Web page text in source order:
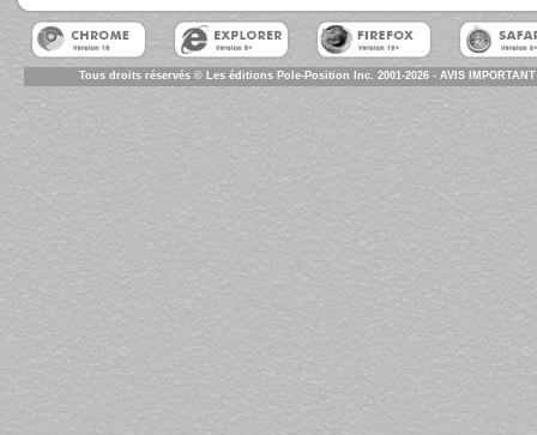
Tous droits réservés © Les éditions Pole-Position Inc. 2001-2026 - AVIS IMPORTANT